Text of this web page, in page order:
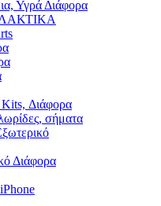
Υγρά Διάφορα
Διάφορα
σήματα
Διάφορα